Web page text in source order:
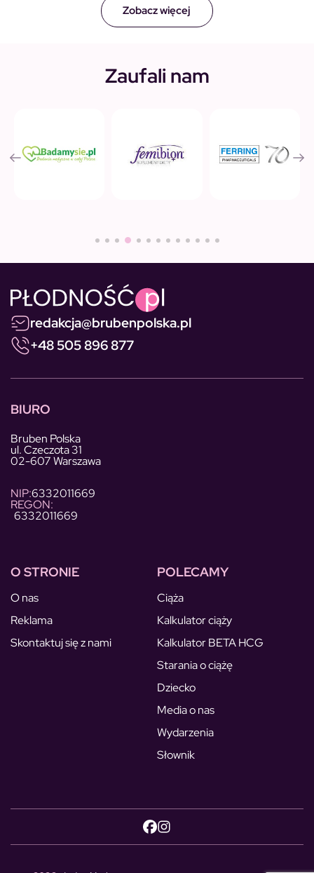
Zobacz więcej
Zaufali nam
redakcja@brubenpolska.pl
+48 505 896 877
BIURO
Bruben Polska
ul. Czeczota 31
02-607 Warszawa
NIP:6332011669
REGON:
6332011669
O STRONIE
O nas
Reklama
Skontaktuj się z nami
POLECAMY
Ciąża
Kalkulator ciąży
Kalkulator BETA HCG
Starania o ciążę
Dziecko
Media o nas
Wydarzenia
Słownik